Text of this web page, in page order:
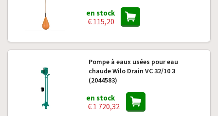
en stock
€ 115,20
Pompe à eaux usées pour eau
chaude Wilo Drain VC 32/10 3
(2044583)
en stock
€ 1 720,32